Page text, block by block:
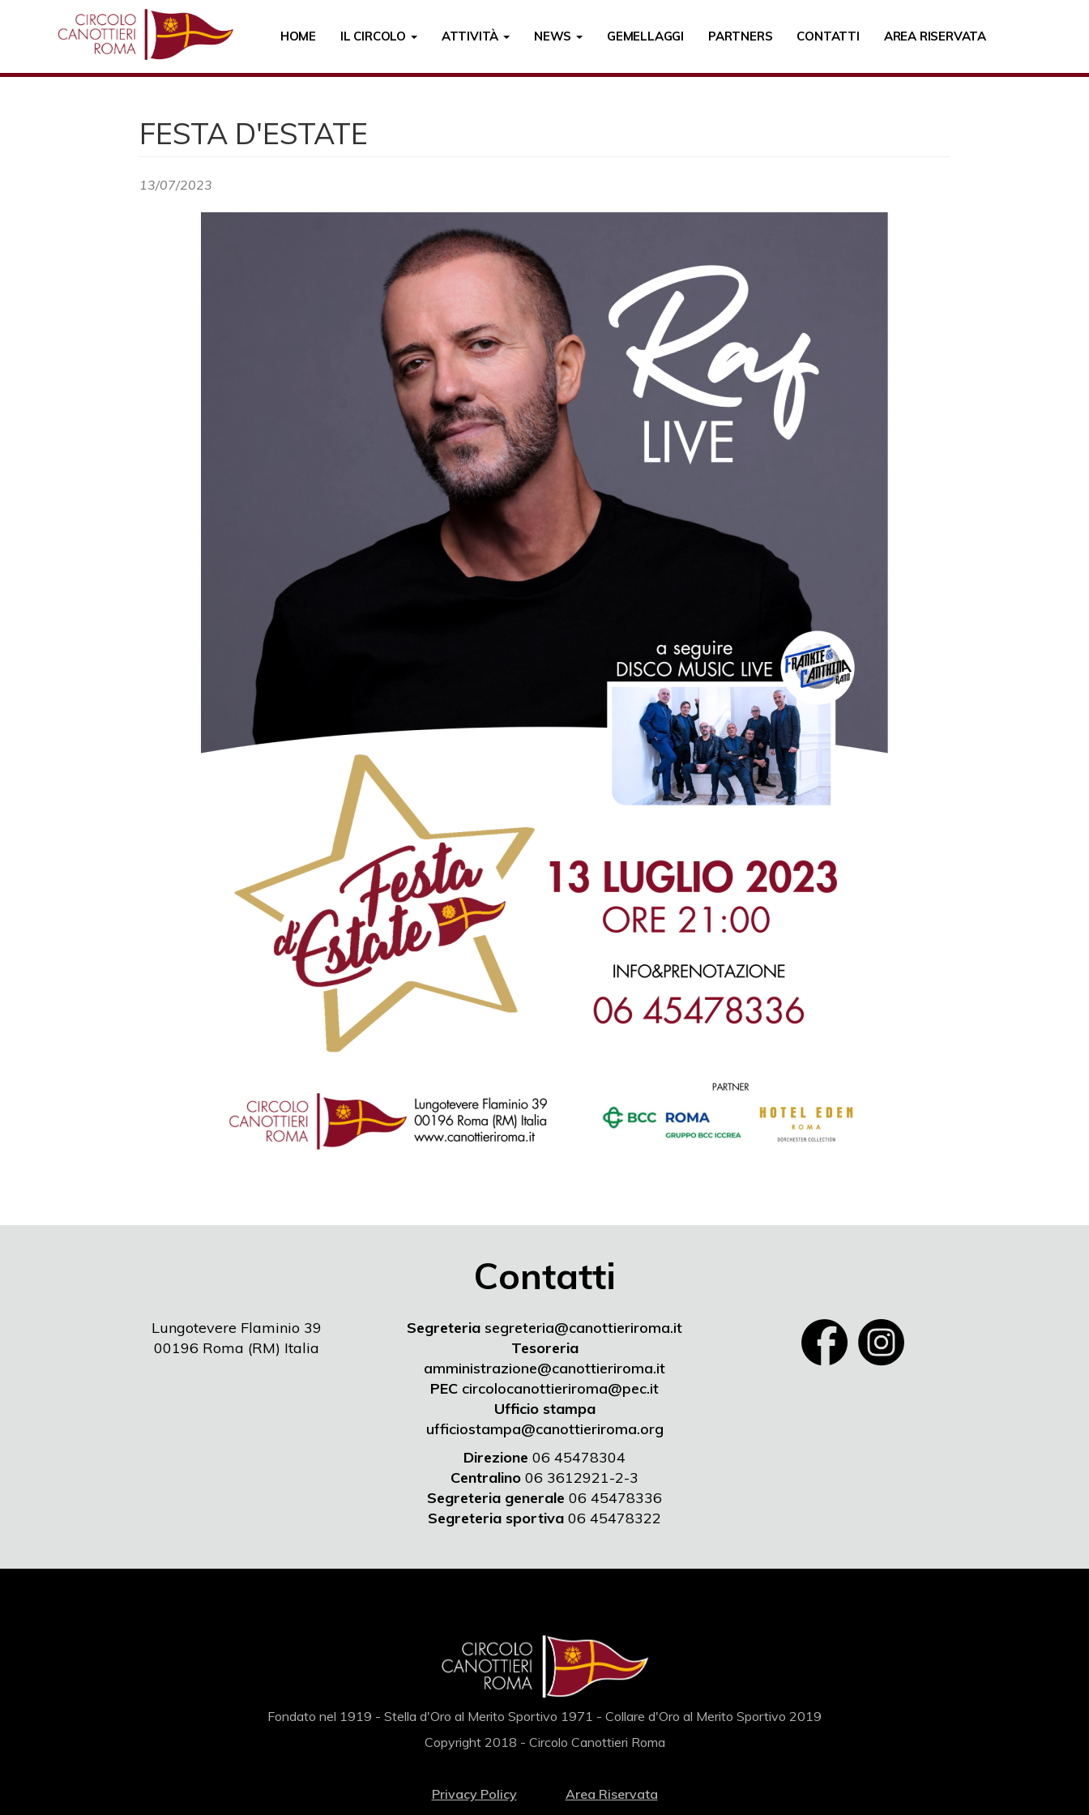
contenuto
HOME IL CIRCOLO ATTIVITÀ NEWS GEMELLAGGI PARTNERS CONTATTI AREA RISERVATA
FESTA D'ESTATE
13/07/2023
Contatti
Lungotevere Flaminio 39
00196 Roma (RM) Italia
Segreteria segreteria@canottieriroma.it
Tesoreria
amministrazione@canottieriroma.it
PEC circolocanottieriroma@pec.it
Ufficio stampa
ufficiostampa@canottieriroma.org
Direzione 06 45478304
Centralino 06 3612921-2-3
Segreteria generale 06 45478336
Segreteria sportiva 06 45478322
Fondato nel 1919 - Stella d'Oro al Merito Sportivo 1971 - Collare d'Oro al Merito Sportivo 2019
Copyright 2018 - Circolo Canottieri Roma
Privacy Policy Area Riservata